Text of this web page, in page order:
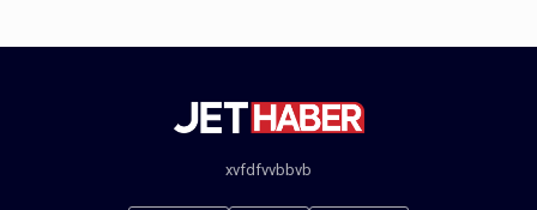
xvfdfvvbbvb